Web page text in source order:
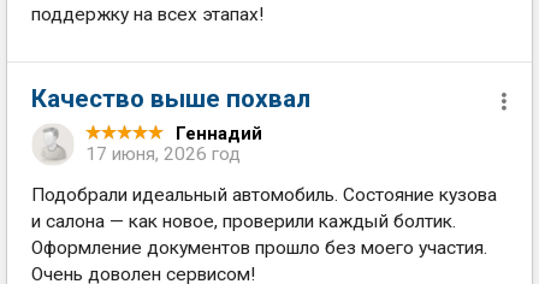
поддержку на всех этапах!
Качество выше похвал
Геннадий
17 июня, 2026 год
Подобрали идеальный автомобиль. Состояние кузова
и салона — как новое, проверили каждый болтик.
Оформление документов прошло без моего участия.
Очень доволен сервисом!